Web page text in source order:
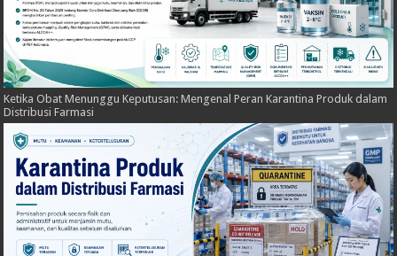
Ketika Obat Menunggu Keputusan: Mengenal Peran Karantina Produk dalam
Distribusi Farmasi